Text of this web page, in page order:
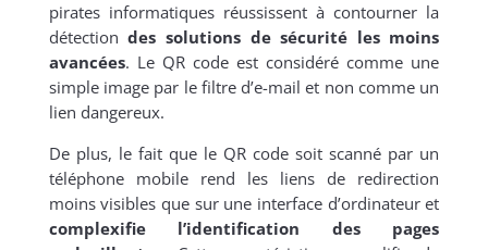
pirates informatiques réussissent à contourner la
détectiondes solutions de sécurité les moins
avancées. Le QR code est considéré comme une
simple image par le filtre d’e-mail et non comme un
lien dangereux.
De plus, le fait que le QR code soit scanné par un
téléphone mobile rend les liens de redirection
moins visibles que sur une interface d’ordinateur et
complexifie l’identification des pages